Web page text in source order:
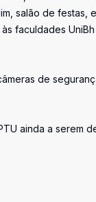
salão de festas,
faculdades
de
ainda a serem